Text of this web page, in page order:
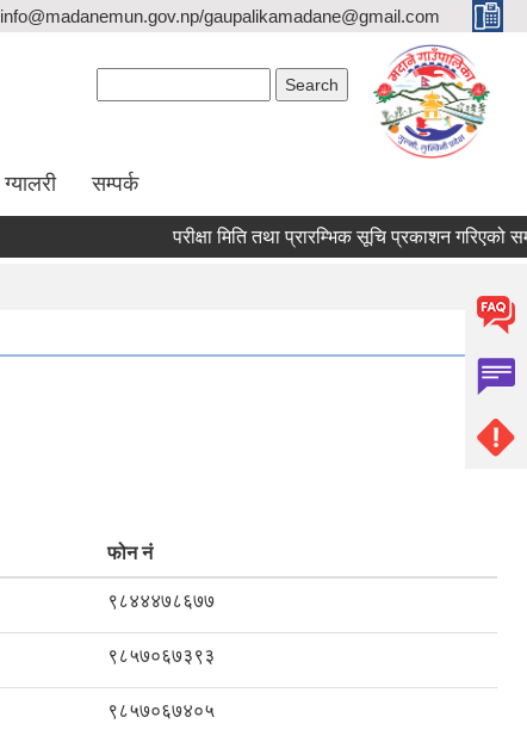
info@madanemun.gov.np/gaupalikamadane@gmail.com
ग्यालरी सम्पर्क
परीक्षा मिति तथा प्रारम्भिक सूचि प्रकाशन गरिएको
फोन नं
९८४४४७८६७७
९८५७०६७३९३
९८५७०६७४०५